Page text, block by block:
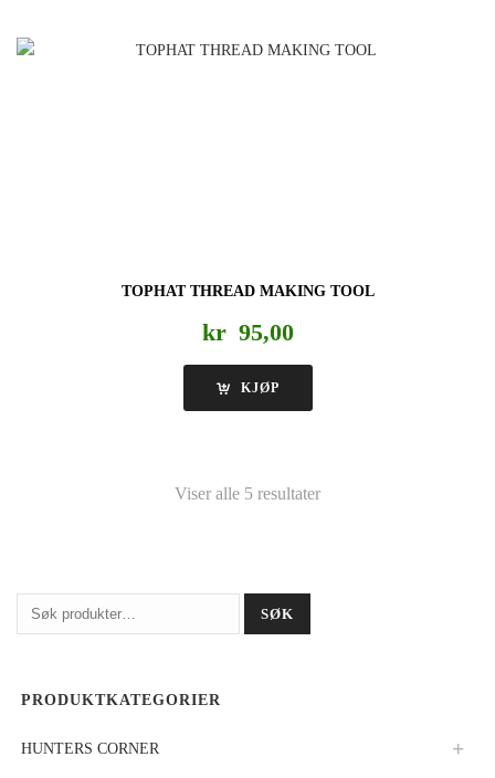
TOPHAT THREAD MAKING TOOL
kr 95,00
KJØP
Viser alle 5 resultater
Søk
etter:
SØK
PRODUKTKATEGORIER
HUNTERS CORNER